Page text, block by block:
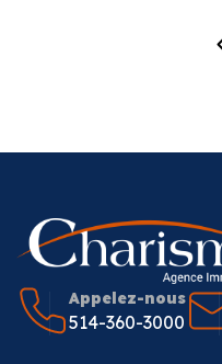
Appelez-nous
514-360-3000